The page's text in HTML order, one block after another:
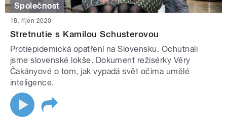
Společnost
18. říjen 2020
Stretnutie s Kamilou Schusterovou
Protiepidemická opatření na Slovensku. Ochutnali
jsme slovenské lokše. Dokument režisérky Věry
Čakányové o tom, jak vypadá svět očima umělé
inteligence.